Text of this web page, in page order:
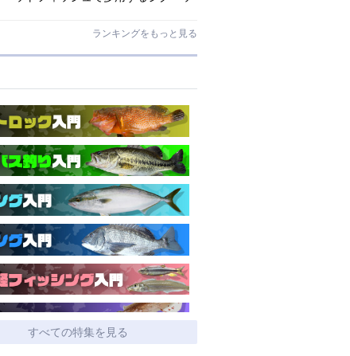
ランキングをもっと見る
すべての特集を見る